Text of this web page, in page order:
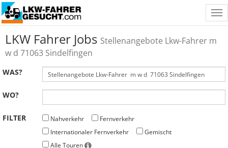
LKW Fahrer Jobs Stellenangebote Lkw-Fahrer m
w d 71063 Sindelfingen
WAS?
WO?
FILTER Nahverkehr
Fernverkehr
Internationaler Fernverkehr
Gemischt
Alle Touren